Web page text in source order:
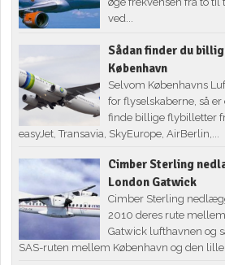
ved...
Sådan finder du
København
Selvom Københavns
for flyselskaberne, så
finde billige flybilletter
easyJet, Transavia, SkyEurope, AirBerlin,...
Cimber Sterling
London Gatwick
Cimber Sterling
2010 deres rute
Gatwick lufthavnen og
SAS-ruten mellem København og den lille